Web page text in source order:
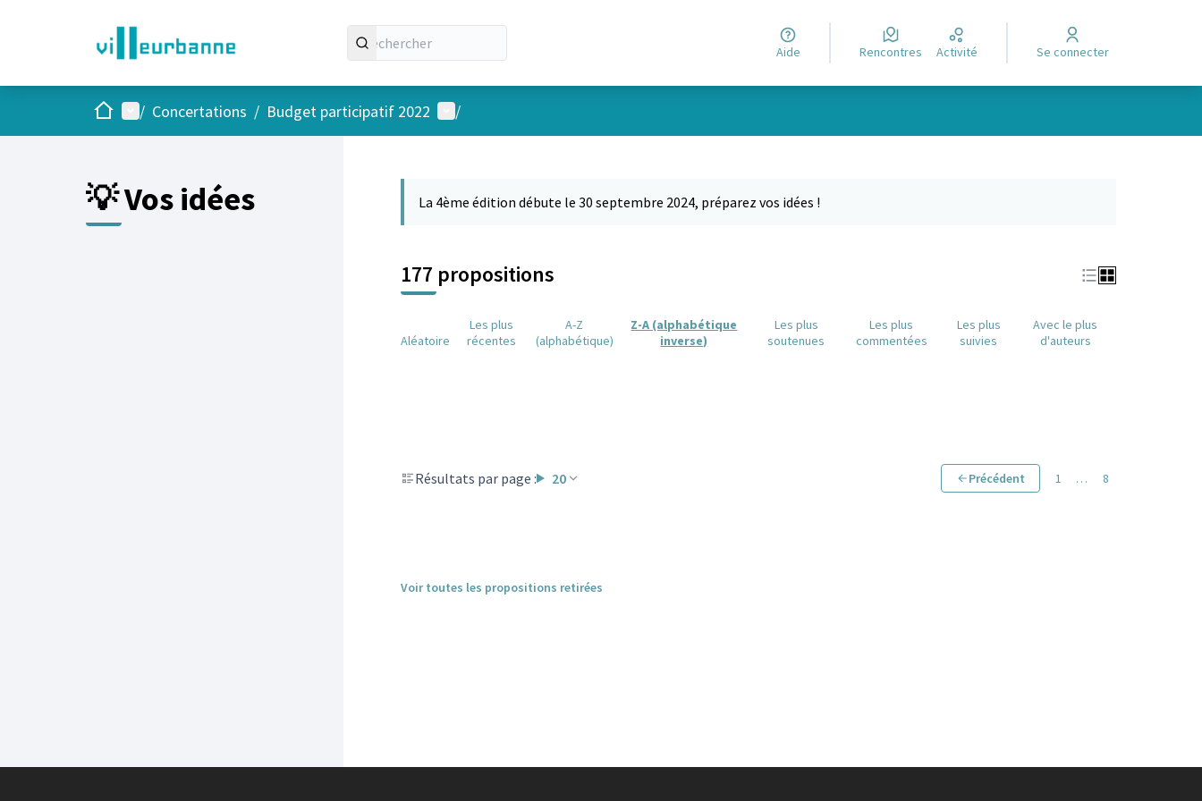
Aide Rencontres Activité Se connecter
AccueilMenu principal
/ Concertations / Budget participatif 2022 Menu utilisateur
/
💡 Vos idées La 4ème édition débute le 30 septembre 2024, préparez vos idées !
177 propositions
Aléatoire
Les plus
récentes
A-Z
(alphabétique)
Z-A (alphabétique
inverse)
Les plus
soutenues
Les plus
commentées
Les plus
suivies
Avec le plus
d'auteurs
Résultats par page : 20 Précédent 1 … 8
Voir toutes les propositions retirées